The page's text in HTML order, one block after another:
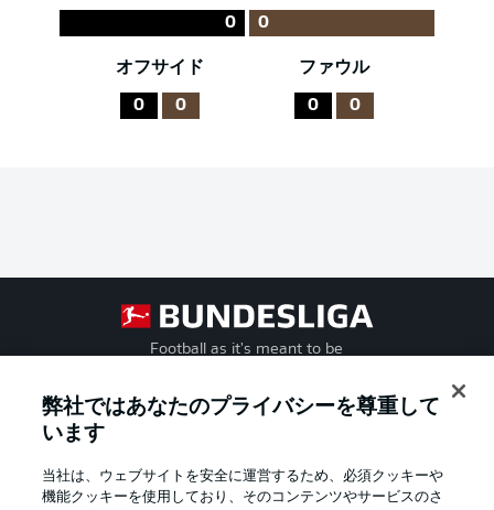
0 0
オフサイド
0 0
ファウル
0 0
Football as it's meant to be
弊社ではあなたのプライバシーを尊重して
います
当社は、ウェブサイトを安全に運営するため、必須クッキーや
機能クッキーを使用しており、そのコンテンツやサービスのさ